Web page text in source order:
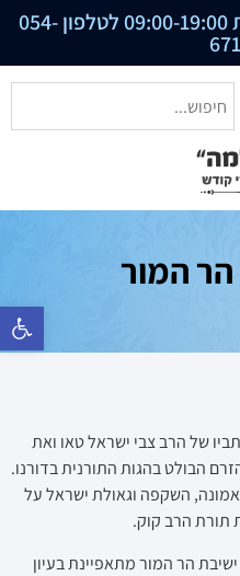
פתח סרגל
054-
הר המור
של הרב צבי ישראל טאו ואת
הבולט בהגות התורנית בדורנו.
השקפה וגאולת ישראל על
תורת הרב קוק.
הר המור מתאפיינת בעיון